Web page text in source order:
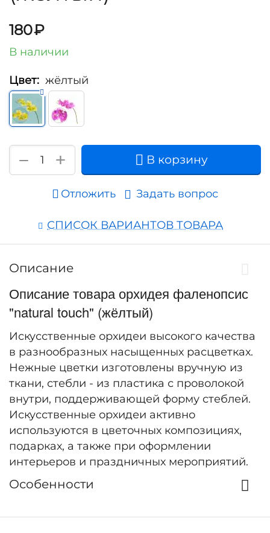
180₽
В наличии
Цвет: жёлтый
+
− В корзину
Отложить Задать вопрос
СПИСОК ВАРИАНТОВ ТОВАРА
Описание
Описание товара орхидея фаленопсис
"natural touch" (жёлтый)
Искусственные орхидеи высокого качества
в разнообразных насыщенных расцветках.
Нежные цветки изготовлены вручную из
ткани, стебли - из пластика с проволокой
внутри, поддерживающей форму стеблей.
Искусственные орхидеи активно
используются в цветочных композициях,
подарках, а также при оформлении
интерьеров и праздничных мероприятий.
Особенности